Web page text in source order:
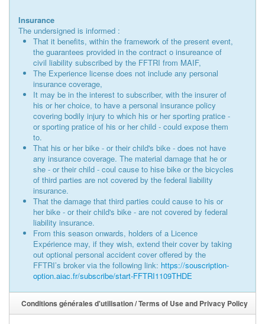
Insurance
The undersigned is informed :
That it benefits, within the framework of the present event,
the guarantees provided in the contract o insureance of
civil liability subscribed by the FFTRI from MAIF,
The Experience license does not include any personal
insurance coverage,
It may be in the interest to subscriber, with the insurer of
his or her choice, to have a personal insurance policy
covering bodily injury to which his or her sporting pratice -
or sporting pratice of his or her child - could expose them
to.
That his or her bike - or their child's bike - does not have
any insurance coverage. The material damage that he or
she - or their child - coul cause to hise bike or the bicycles
of third parties are not covered by the federal liability
insurance.
That the damage that third parties could cause to his or
her bike - or their child's bike - are not covered by federal
liability insurance.
From this season onwards, holders of a Licence
Expérience may, if they wish, extend their cover by taking
out optional personal accident cover offered by the
FFTRI’s broker via the following link: https://souscription-
option.aiac.fr/subscribe/start-FFTRI1109THDE
Conditions générales d'utilisation / Terms of Use and Privacy Policy